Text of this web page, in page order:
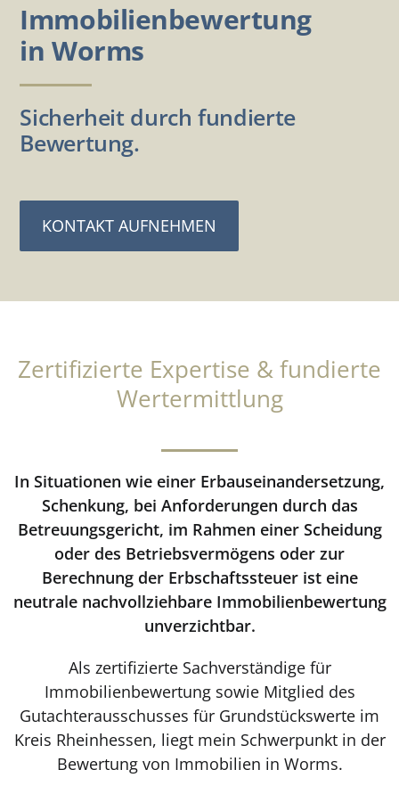
Immobilienbewertung
in Worms
Sicherheit durch fundierte
Bewertung.
KONTAKT AUFNEHMEN
Zertifizierte Expertise & fundierte
Wertermittlung
In Situationen wie einer Erbauseinandersetzung,
Schenkung, bei Anforderungen durch das
Betreuungsgericht, im Rahmen einer Scheidung
oder des Betriebsvermögens oder zur
Berechnung der Erbschaftssteuer ist eine
neutrale nachvollziehbare Immobilienbewertung
unverzichtbar.
Als zertifizierte Sachverständige für
Immobilienbewertung sowie Mitglied des
Gutachterausschusses für Grundstückswerte im
Kreis Rheinhessen, liegt mein Schwerpunkt in der
Bewertung von Immobilien in Worms.